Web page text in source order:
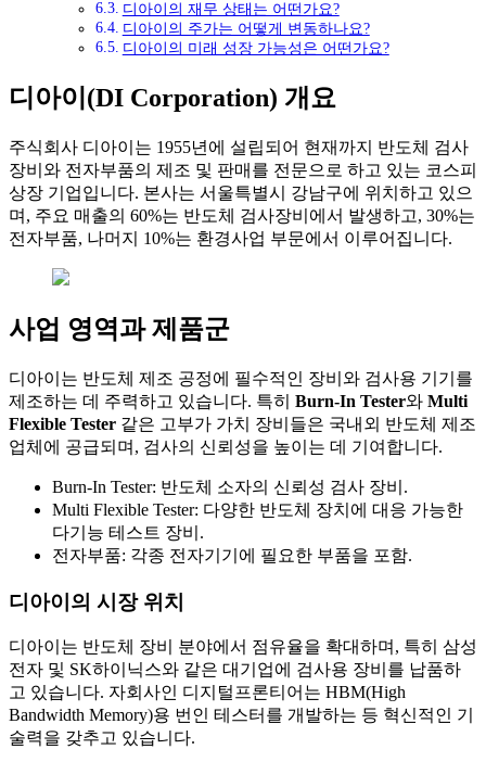
디아이의 재무 상태는 어떤가요?
디아이의 주가는 어떻게 변동하나요?
디아이의 미래 성장 가능성은 어떤가요?
디아이(DI Corporation) 개요
주식회사 디아이는 1955년에 설립되어 현재까지 반도체 검사
장비와 전자부품의 제조 및 판매를 전문으로 하고 있는 코스피
상장 기업입니다. 본사는 서울특별시 강남구에 위치하고 있으
며, 주요 매출의 60%는 반도체 검사장비에서 발생하고, 30%는
전자부품, 나머지 10%는 환경사업 부문에서 이루어집니다.
사업 영역과 제품군
디아이는 반도체 제조 공정에 필수적인 장비와 검사용 기기를
제조하는 데 주력하고 있습니다. 특히 Burn-In Tester와 Multi
Flexible Tester 같은 고부가 가치 장비들은 국내외 반도체 제조
업체에 공급되며, 검사의 신뢰성을 높이는 데 기여합니다.
Burn-In Tester: 반도체 소자의 신뢰성 검사 장비.
Multi Flexible Tester: 다양한 반도체 장치에 대응 가능한
다기능 테스트 장비.
전자부품: 각종 전자기기에 필요한 부품을 포함.
디아이의 시장 위치
디아이는 반도체 장비 분야에서 점유율을 확대하며, 특히 삼성
전자 및 SK하이닉스와 같은 대기업에 검사용 장비를 납품하
고 있습니다. 자회사인 디지털프론티어는 HBM(High
Bandwidth Memory)용 번인 테스터를 개발하는 등 혁신적인 기
술력을 갖추고 있습니다.